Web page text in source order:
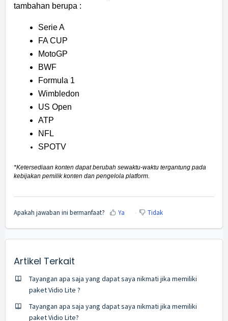
tambahan berupa :
Serie A
FA CUP
MotoGP
BWF
Formula 1
Wimbledon
US Open
ATP
NFL
SPOTV
*Ketersediaan konten dapat berubah sewaktu-waktu tergantung pada
kebijakan pemilik konten dan pengelola platform.
Apakah jawaban ini bermanfaat? Ya Tidak
Artikel Terkait
Tayangan apa saja yang dapat saya nikmati jika memiliki
paket Vidio Lite ?
Tayangan apa saja yang dapat saya nikmati jika memiliki
paket Vidio Lite?